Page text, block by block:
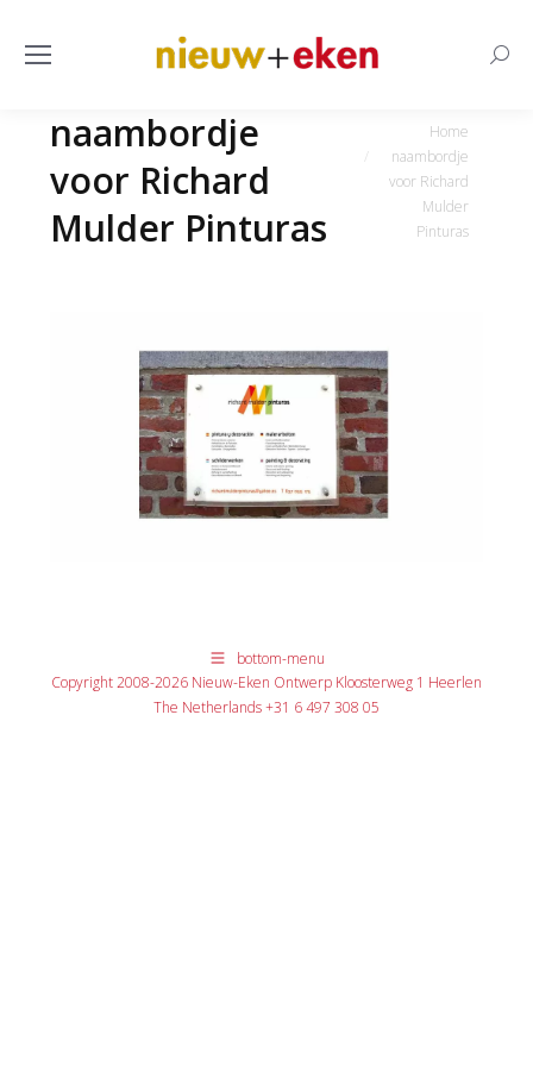
naambordje
voor Richard
Mulder Pinturas
Home
naambordje
voor Richard
Mulder
Pinturas
bottom-menu
Copyright 2008-2026 Nieuw-Eken Ontwerp Kloosterweg 1 Heerlen
The Netherlands +31 6 497 308 05